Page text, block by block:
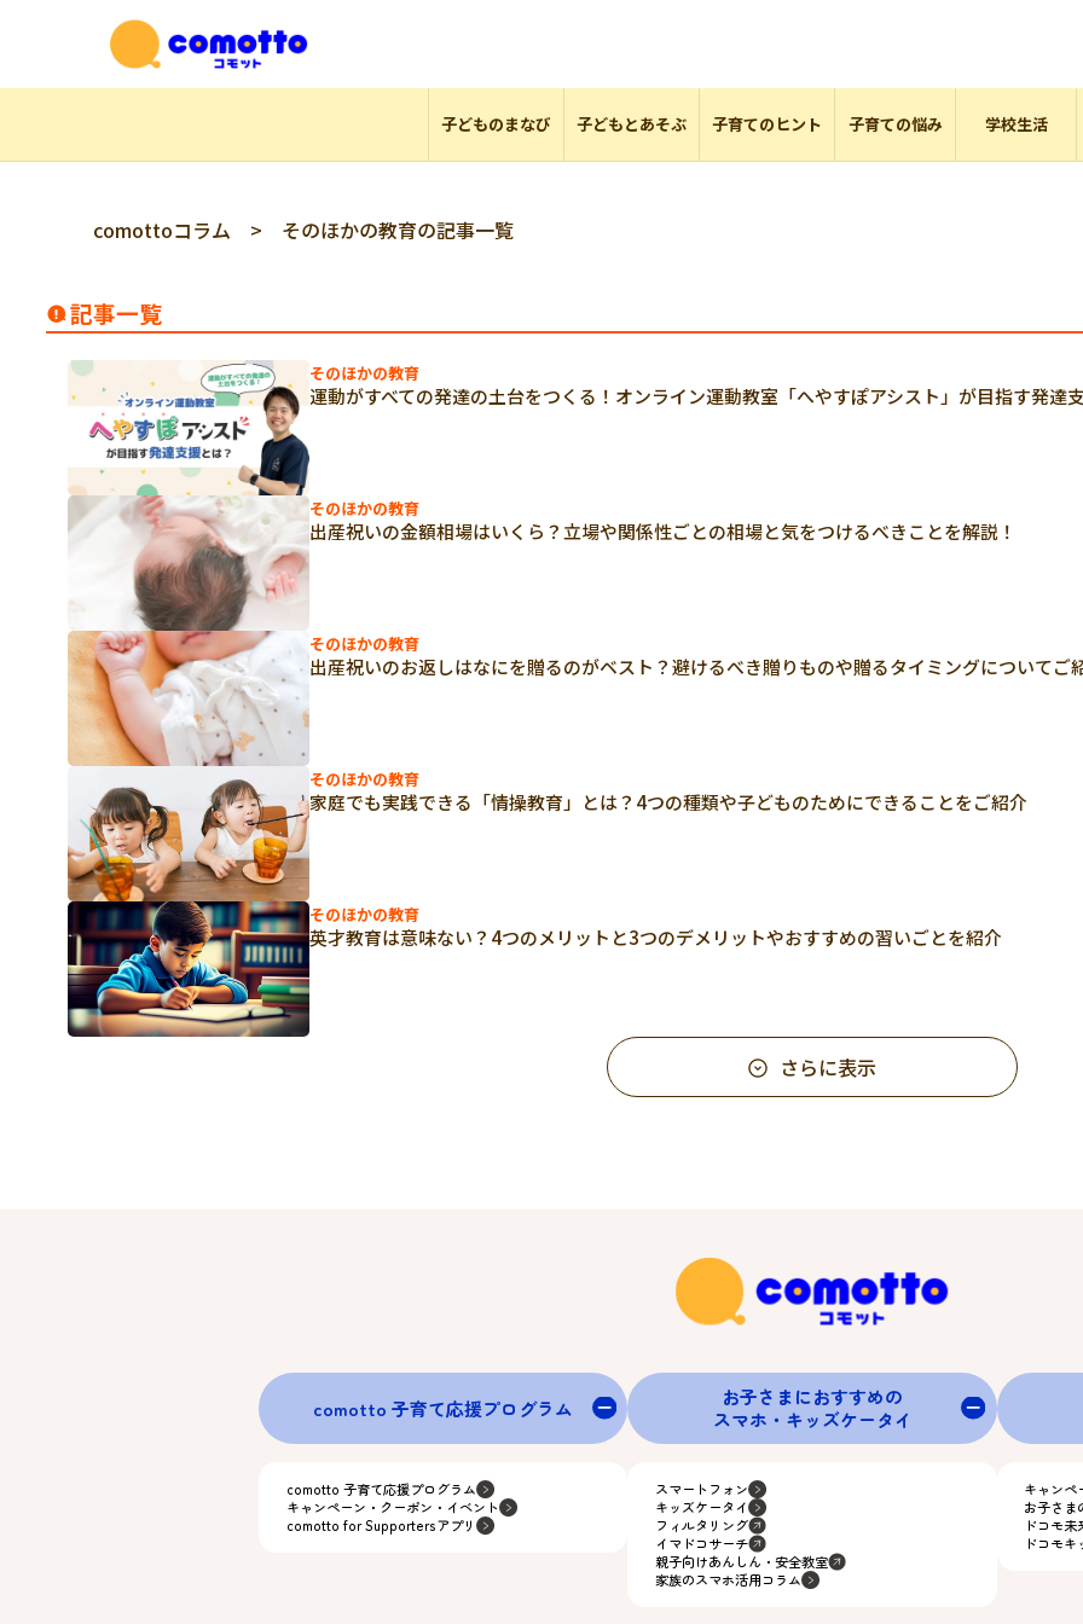
子どものまなび 子どもとあそぶ 子育てのヒント 子育ての悩み 学校生活
comottoコラム > そのほかの教育の記事一覧
記事一覧
そのほかの教育
運動がすべての発達の土台をつくる！オンライン運動教室「へやすぽアシスト」が目指す発達
そのほかの教育
出産祝いの金額相場はいくら？立場や関係性ごとの相場と気をつけるべきことを解説！
そのほかの教育
出産祝いのお返しはなにを贈るのがベスト？避けるべき贈りものや贈るタイミングについてご
そのほかの教育
家庭でも実践できる「情操教育」とは？4つの種類や子どものためにできることをご紹介
そのほかの教育
英才教育は意味ない？4つのメリットと3つのデメリットやおすすめの習いごとを紹介
さらに表示
comotto 子育て応援プログラム
comotto 子育て応援プログラム
キャンペーン・クーポン・イベント
comotto for Supportersアプリ
お子さまにおすすめの
スマホ・キッズケータイ
スマートフォン
キッズケータイ
フィルタリング
イマドコサーチ
親子向けあんしん・安全教室
家族のスマホ活用コラム
キャンペ
お子さま
ドコモ
ドコモ